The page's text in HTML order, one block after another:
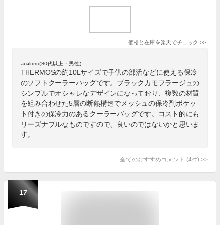
価格と在庫を楽天でチェック >>
aualone(80代以上・男性)
THERMOSの約10Lサイズで子供の部活などに使える保冷
のソフトクーラーバッグです。ブラックカモフラージュの
シンプルでオシャレなデザインになっており、複数の材質
を組み合わせた5層の断熱構造でメッシュの保冷剤ポケッ
ト付きの保冷力のあるクーラーバッグです。コスト的にも
リーズナブルなものですので、良いのではないかと思いま
す。
全てのおすすめコメント (4件) >
17